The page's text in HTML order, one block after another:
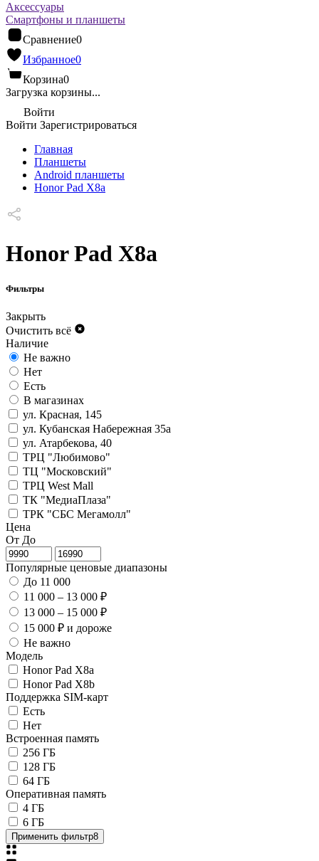
Аксессуары
Смартфоны и планшеты
Сравнение0
Избранное0
Корзина0
Загрузка корзины...
Войти
Войти Зарегистрироваться
Главная
Планшеты
Android планшеты
Honor Pad X8a
Honor Pad X8a
Фильтры
Закрыть
Очистить всё
Наличие
Не важно
Нет
Есть
В магазинах
ул. Красная, 145
ул. Кубанская Набережная 35а
ул. Атарбекова, 40
ТРЦ "Любимово"
ТЦ "Московский"
ТРЦ West Mall
ТК "МедиаПлаза"
ТРК "СБС Мегамолл"
Цена
От До
Популярные ценовые диапазоны
До 11 000
11 000 – 13 000 ₽
13 000 – 15 000 ₽
15 000 ₽ и дороже
Не важно
Модель
Honor Pad X8a
Honor Pad X8b
Поддержка SIM-карт
Есть
Нет
Встроенная память
256 ГБ
128 ГБ
64 ГБ
Оперативная память
4 ГБ
6 ГБ
Применить фильтр8